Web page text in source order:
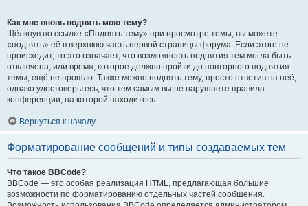
Как мне вновь поднять мою тему?
Щёлкнув по ссылке «Поднять тему» при просмотре темы, вы можете
«поднять» её в верхнюю часть первой страницы форума. Если этого не
происходит, то это означает, что возможность поднятия тем могла быть
отключена, или время, которое должно пройти до повторного поднятия
темы, ещё не прошло. Также можно поднять тему, просто ответив на неё,
однако удостоверьтесь, что тем самым вы не нарушаете правила
конференции, на которой находитесь.
Вернуться к началу
Форматирование сообщений и типы создаваемых тем
Что такое BBCode?
BBCode — это особая реализация HTML, предлагающая большие
возможности по форматированию отдельных частей сообщения.